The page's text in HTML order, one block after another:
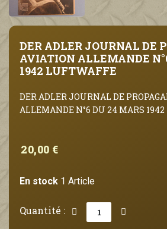
DER ADLER JOURNAL DE
AVIATION ALLEMANDE
1942 LUFTWAFFE
DER ADLER JOURNAL DE
ALLEMANDE N°6 DU 24 MARS
20,00 €
En stock 1 Article
Quantité :